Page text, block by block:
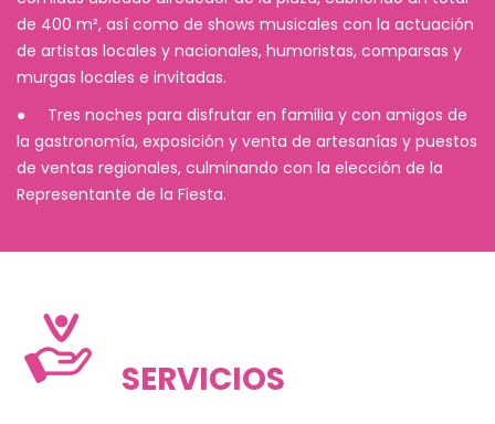
de 400 m², así como de shows musicales con la actuación
de artistas locales y nacionales, humoristas, comparsas y
murgas locales e invitadas.
● Tres noches para disfrutar en familia y con amigos de
la gastronomía, exposición y venta de artesanías y puestos
de ventas regionales, culminando con la elección de la
Representante de la Fiesta.
SERVICIOS